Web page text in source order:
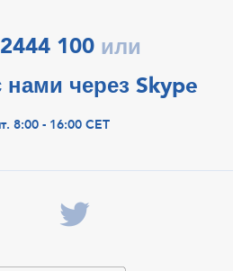
100 или
через Skype
8:00 - 16:00 CET